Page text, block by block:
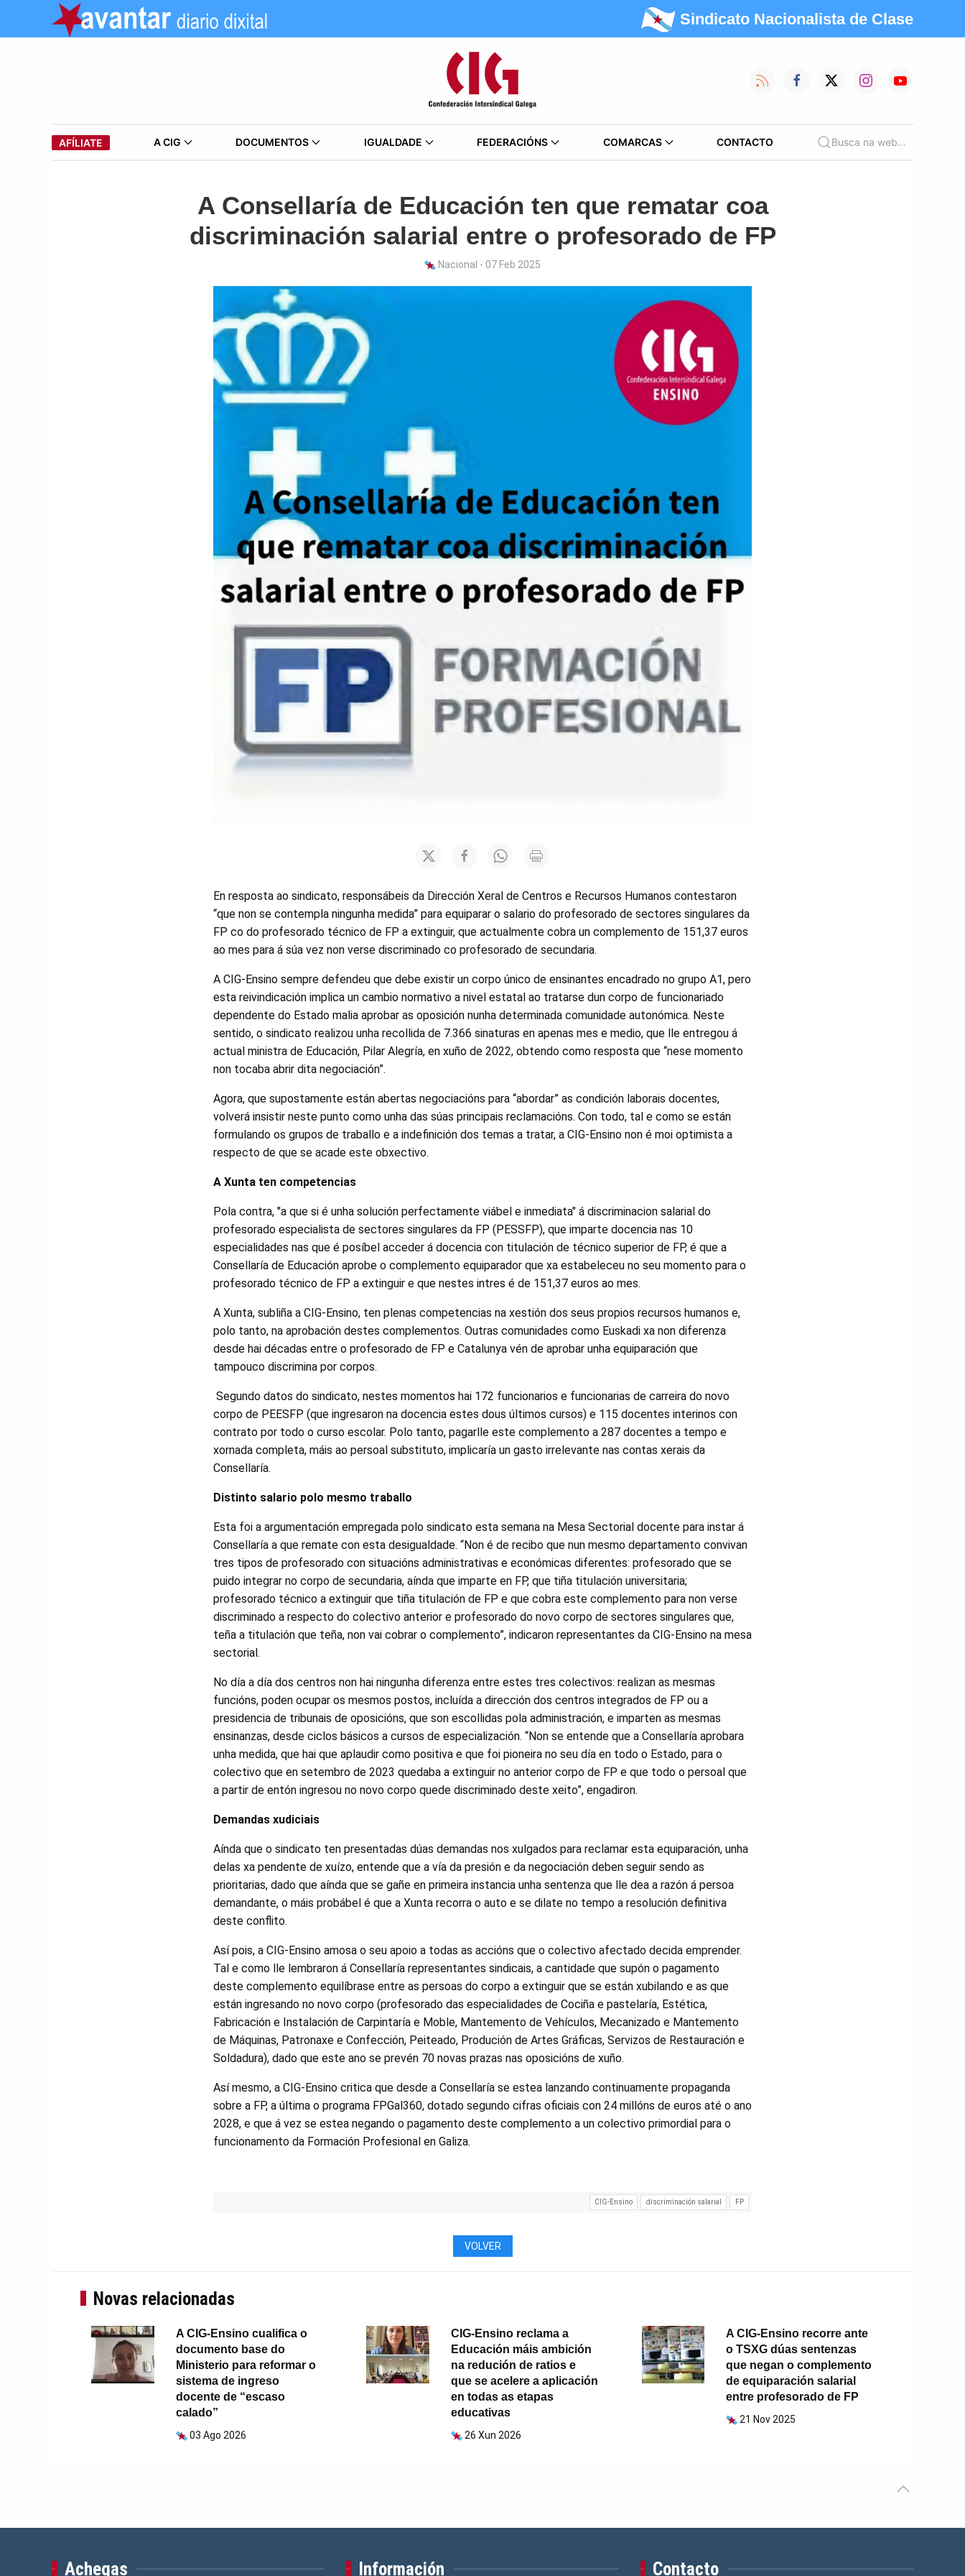
Sindicato Nacionalista de Clase
AFÍLIATE A CIG DOCUMENTOS IGUALDADE FEDERACIÓNS COMARCAS CONTACTO Busca na web...
A Consellaría de Educación ten que rematar coa
discriminación salarial entre o profesorado de FP
Nacional - 07 Feb 2025
En resposta ao sindicato, responsábeis da Dirección Xeral de Centros e Recursos Humanos contestaron
“que non se contempla ningunha medida” para equiparar o salario do profesorado de sectores singulares da
FP co do profesorado técnico de FP a extinguir, que actualmente cobra un complemento de 151,37 euros
ao mes para á súa vez non verse discriminado co profesorado de secundaria.
A CIG-Ensino sempre defendeu que debe existir un corpo único de ensinantes encadrado no grupo A1, pero
esta reivindicación implica un cambio normativo a nivel estatal ao tratarse dun corpo de funcionariado
dependente do Estado malia aprobar as oposición nunha determinada comunidade autonómica. Neste
sentido, o sindicato realizou unha recollida de 7.366 sinaturas en apenas mes e medio, que lle entregou á
actual ministra de Educación, Pilar Alegría, en xuño de 2022, obtendo como resposta que “nese momento
non tocaba abrir dita negociación”.
Agora, que supostamente están abertas negociacións para “abordar” as condición laborais docentes,
volverá insistir neste punto como unha das súas principais reclamacións. Con todo, tal e como se están
formulando os grupos de traballo e a indefinición dos temas a tratar, a CIG-Ensino non é moi optimista a
respecto de que se acade este obxectivo.
A Xunta ten competencias
Pola contra, "a que si é unha solución perfectamente viábel e inmediata" á discriminacion salarial do
profesorado especialista de sectores singulares da FP (PESSFP), que imparte docencia nas 10
especialidades nas que é posíbel acceder á docencia con titulación de técnico superior de FP, é que a
Consellaría de Educación aprobe o complemento equiparador que xa estabeleceu no seu momento para o
profesorado técnico de FP a extinguir e que nestes intres é de 151,37 euros ao mes.
A Xunta, subliña a CIG-Ensino, ten plenas competencias na xestión dos seus propios recursos humanos e,
polo tanto, na aprobación destes complementos. Outras comunidades como Euskadi xa non diferenza
desde hai décadas entre o profesorado de FP e Catalunya vén de aprobar unha equiparación que
tampouco discrimina por corpos.
Segundo datos do sindicato, nestes momentos hai 172 funcionarios e funcionarias de carreira do novo
corpo de PEESFP (que ingresaron na docencia estes dous últimos cursos) e 115 docentes interinos con
contrato por todo o curso escolar. Polo tanto, pagarlle este complemento a 287 docentes a tempo e
xornada completa, máis ao persoal substituto, implicaría un gasto irrelevante nas contas xerais da
Consellaría.
Distinto salario polo mesmo traballo
Esta foi a argumentación empregada polo sindicato esta semana na Mesa Sectorial docente para instar á
Consellaría a que remate con esta desigualdade. “Non é de recibo que nun mesmo departamento convivan
tres tipos de profesorado con situacións administrativas e económicas diferentes: profesorado que se
puido integrar no corpo de secundaria, aínda que imparte en FP, que tiña titulación universitaria;
profesorado técnico a extinguir que tiña titulación de FP e que cobra este complemento para non verse
discriminado a respecto do colectivo anterior e profesorado do novo corpo de sectores singulares que,
teña a titulación que teña, non vai cobrar o complemento”, indicaron representantes da CIG-Ensino na mesa
sectorial.
No día a día dos centros non hai ningunha diferenza entre estes tres colectivos: realizan as mesmas
funcións, poden ocupar os mesmos postos, incluída a dirección dos centros integrados de FP ou a
presidencia de tribunais de oposicións, que son escollidas pola administración, e imparten as mesmas
ensinanzas, desde ciclos básicos a cursos de especialización. “Non se entende que a Consellaría aprobara
unha medida, que hai que aplaudir como positiva e que foi pioneira no seu día en todo o Estado, para o
colectivo que en setembro de 2023 quedaba a extinguir no anterior corpo de FP e que todo o persoal que
a partir de entón ingresou no novo corpo quede discriminado deste xeito”, engadiron.
Demandas xudiciais
Aínda que o sindicato ten presentadas dúas demandas nos xulgados para reclamar esta equiparación, unha
delas xa pendente de xuízo, entende que a vía da presión e da negociación deben seguir sendo as
prioritarias, dado que aínda que se gañe en primeira instancia unha sentenza que lle dea a razón á persoa
demandante, o máis probábel é que a Xunta recorra o auto e se dilate no tempo a resolución definitiva
deste conflito.
Así pois, a CIG-Ensino amosa o seu apoio a todas as accións que o colectivo afectado decida emprender.
Tal e como lle lembraron á Consellaría representantes sindicais, a cantidade que supón o pagamento
deste complemento equilíbrase entre as persoas do corpo a extinguir que se están xubilando e as que
están ingresando no novo corpo (profesorado das especialidades de Cociña e pastelaría, Estética,
Fabricación e Instalación de Carpintaría e Moble, Mantemento de Vehículos, Mecanizado e Mantemento
de Máquinas, Patronaxe e Confección, Peiteado, Produción de Artes Gráficas, Servizos de Restauración e
Soldadura), dado que este ano se prevén 70 novas prazas nas oposicións de xuño.
Así mesmo, a CIG-Ensino critica que desde a Consellaría se estea lanzando continuamente propaganda
sobre a FP, a última o programa FPGal360, dotado segundo cifras oficiais con 24 millóns de euros até o ano
2028, e que á vez se estea negando o pagamento deste complemento a un colectivo primordial para o
funcionamento da Formación Profesional en Galiza.
CIG-Ensino discriminación salarial FP
VOLVER
Novas relacionadas
A CIG-Ensino cualifica o
documento base do
Ministerio para reformar o
sistema de ingreso
docente de “escaso
calado”
03 Ago 2026
CIG-Ensino reclama a
Educación máis ambición
na redución de ratios e
que se acelere a aplicación
en todas as etapas
educativas
26 Xun 2026
A CIG-Ensino recorre ante
o TSXG dúas sentenzas
que negan o complemento
de equiparación salarial
entre profesorado de FP
21 Nov 2025
Achegas Información Contacto